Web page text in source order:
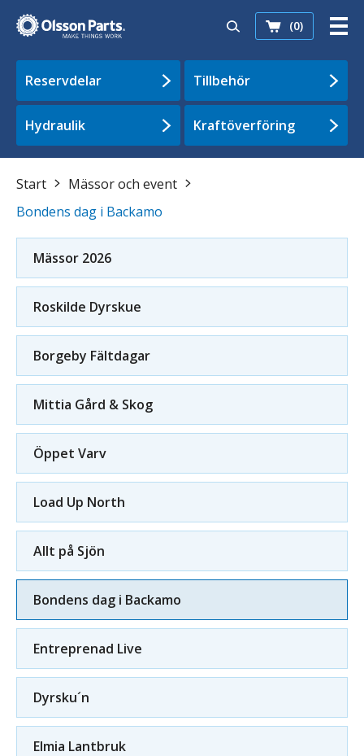
(0)
Reservdelar Tillbehör
Hydraulik Kraftöverföring
Start
Mässor och event
Bondens dag i Backamo
Mässor 2026
Roskilde Dyrskue
Borgeby Fältdagar
Mittia Gård & Skog
Öppet Varv
Load Up North
Allt på Sjön
Bondens dag i Backamo
Entreprenad Live
Dyrsku´n
Elmia Lantbruk